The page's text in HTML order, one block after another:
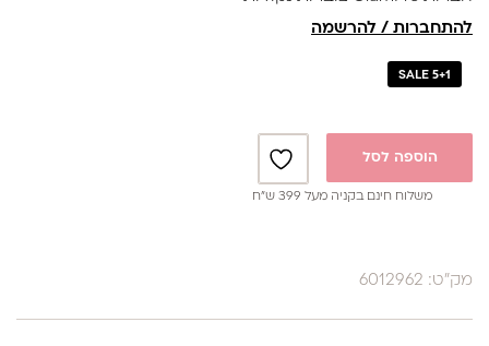
באישור משרד הבריאות
להתחברות / להרשמה
SALE 5+1
הוספה לסל
משלוח חינם בקניה מעל 399 ש”ח
מק"ט: 6012962